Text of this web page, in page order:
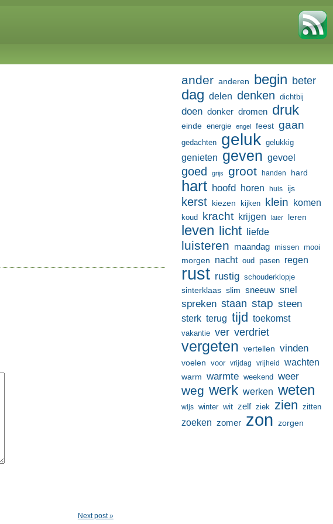
Next post »
ander anderen begin beter
dag delen denken dichtbij
doen donker dromen druk
einde energie engel feest gaan
gedachten geluk gelukkig
genieten geven gevoel
goed grijs groot handen hard
hart hoofd horen huis ijs
kerst kiezen kijken klein komen
koud kracht krijgen later leren
leven licht liefde
luisteren maandag missen mooi
morgen nacht oud pasen regen
rust rustig schouderklopje
sinterklaas slim sneeuw snel
spreken staan stap steen
sterk terug tijd toekomst
vakantie ver verdriet
vergeten vertellen vinden
voelen voor vrijdag vrijheid wachten
warm warmte weekend weer
weg werk werken weten
wijs winter wit zelf ziek zien zitten
zoeken zomer zon zorgen